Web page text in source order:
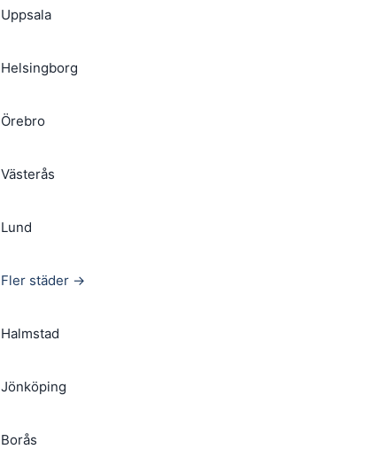
Uppsala
Helsingborg
Örebro
Västerås
Lund
Fler städer →
Halmstad
Jönköping
Borås